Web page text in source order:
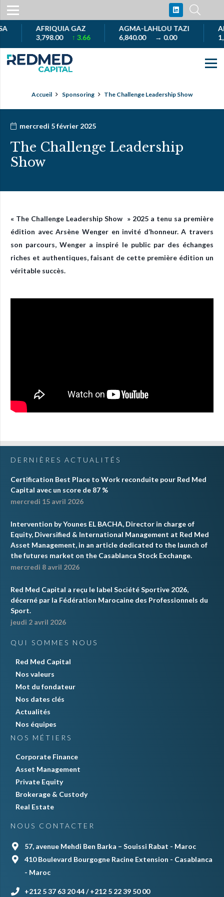
AFRIQUIA GAZ
3,798.00↑ 3.66
AGMA-LAHLOU TAZI
6,840.00→ 0.00
Accueil Sponsoring The Challenge Leadership Show
mercredi 5 février 2025
The Challenge Leadership
Show
« The Challenge Leadership Show » 2025 a tenu sa première
édition avec Arsène Wenger en invité d’honneur. A travers
son parcours, Wenger a inspiré le public par des échanges
riches et authentiques, faisant de cette première édition un
véritable succès.
DERNIÈRES ACTUALITÉS
Certification Best Place to Work reconduite pour Red Med
Capital avec un score de 87 %
mercredi 15 avril 2026
Intervention by Younes EL BACHA, Director in charge of
Equity, Diversified & International Management at Red Med
Asset Management, in an article dedicated to the launch of
the futures market on the Casablanca Stock Exchange.
mercredi 8 avril 2026
Red Med Capital a reçu le label Société Sportive 2026,
décerné par la Fédération Marocaine des Professionnels du
Sport.
jeudi 2 avril 2026
QUI SOMMES NOUS
Red Med Capital
Nos valeurs
Mot du fondateur
Nos dates clés
Actualités
Nos équipes
NOS MÉTIERS
Corporate Finance
Asset Management
Private Equity
Brokerage & Custody
Real Estate
NOUS CONTACTER
57, avenue Mehdi Ben Barka – Souissi Rabat - Maroc
410 Boulevard Bourgogne Racine Extension - Casablanca
- Maroc
+212 5 37 63 20 44 / +212 5 22 39 50 00